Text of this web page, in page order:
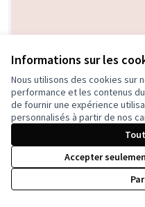
Informations sur les
Nous utilisons des cookies sur
performance et les contenus
de fournir une expérience
personnalisés à partir de nos
Accepter
Réparer les
Prudence 5 11